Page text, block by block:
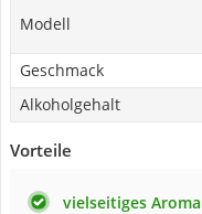
Modell
Geschmack
Alkoholgehalt
Vorteile
vielseitiges Aroma